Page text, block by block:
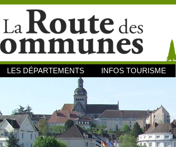
LES DÉPARTEMENTS INFOS TOURISME